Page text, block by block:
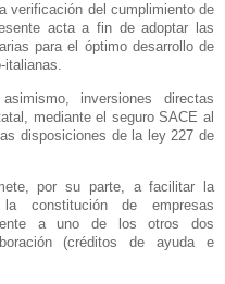
verificación del cumplimiento de
acta a fin de adoptar las
para el óptimo desarrollo de
italianas.
inversiones directas
mediante el seguro SACE al
disposiciones de la ley 227 de
por su parte, a facilitar la
constitución de empresas
a uno de los otros dos
(créditos de ayuda e